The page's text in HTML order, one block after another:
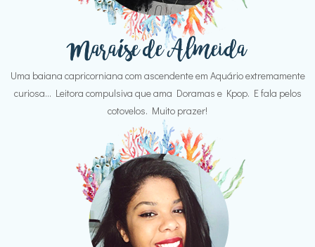
Uma baiana capricorniana com ascendente em Aquário extremamente
curiosa... Leitora compulsiva que ama Doramas e Kpop. E fala pelos
cotovelos. Muito prazer!